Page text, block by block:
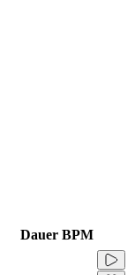
Dauer BPM